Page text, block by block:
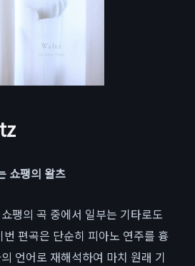
쇼팽의 왈츠
팽의 곡 중에서 일부는 기타로도
편곡은 단순히 피아노 연주를 흉
언어로 재해석하여 마치 원래 기